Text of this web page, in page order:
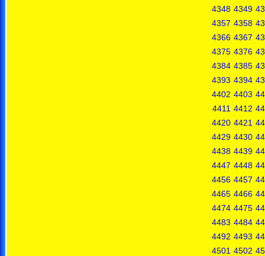
4348 4349
4357 4358
4366 4367
4375 4376
4384 4385
4393 4394
4402 4403
4411 4412
4420 4421
4429 4430
4438 4439
4447 4448
4456 4457
4465 4466
4474 4475
4483 4484
4492 4493
4501 4502